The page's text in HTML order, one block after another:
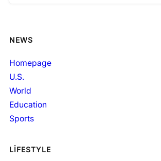
NEWS
Homepage
U.S.
World
Education
Sports
LIFESTYLE